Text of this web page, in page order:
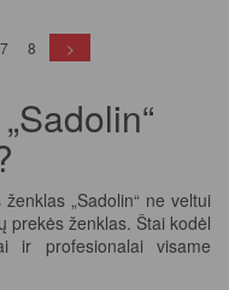
7 8 >
„Sadolin“ ne veltui
prekės ženklas. Štai kodėl
ir profesionalai visame